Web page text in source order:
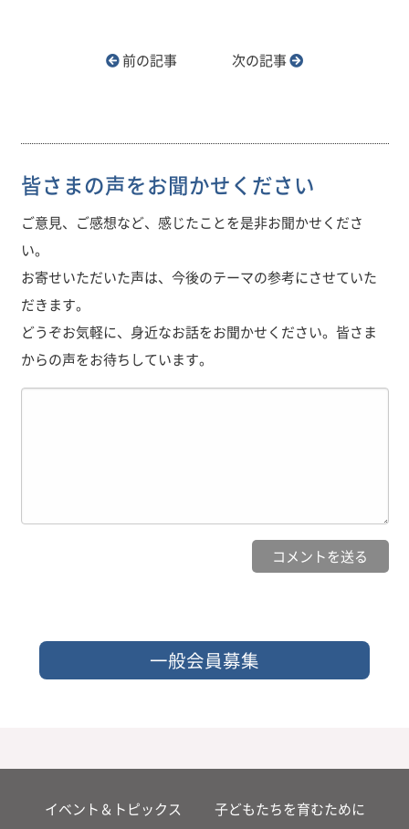
前の記事 次の記事
皆さまの声をお聞かせください
ご意見、ご感想など、感じたことを是非お聞かせくださ
い。
お寄せいただいた声は、今後のテーマの参考にさせていた
だきます。
どうぞお気軽に、身近なお話をお聞かせください。皆さま
からの声をお待ちしています。
一般会員募集
イベント＆トピックス 子どもたちを育むために